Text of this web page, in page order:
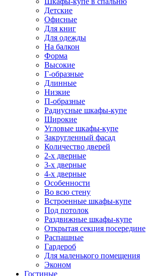
Детские
Офисные
Для книг
Для одежды
На балкон
Форма
Высокие
Г-образные
Длинные
Низкие
П-образные
Радиусные шкафы-купе
Широкие
Угловые шкафы-купе
Закругленный фасад
Количество дверей
2-х дверные
3-х дверные
4-х дверные
Особенности
Во всю стену
Встроенные шкафы-купе
Под потолок
Раздвижные шкафы-купе
Открытая секция посередине
Распашные
Гардероб
Для маленького помещения
Эконом
Гостиные